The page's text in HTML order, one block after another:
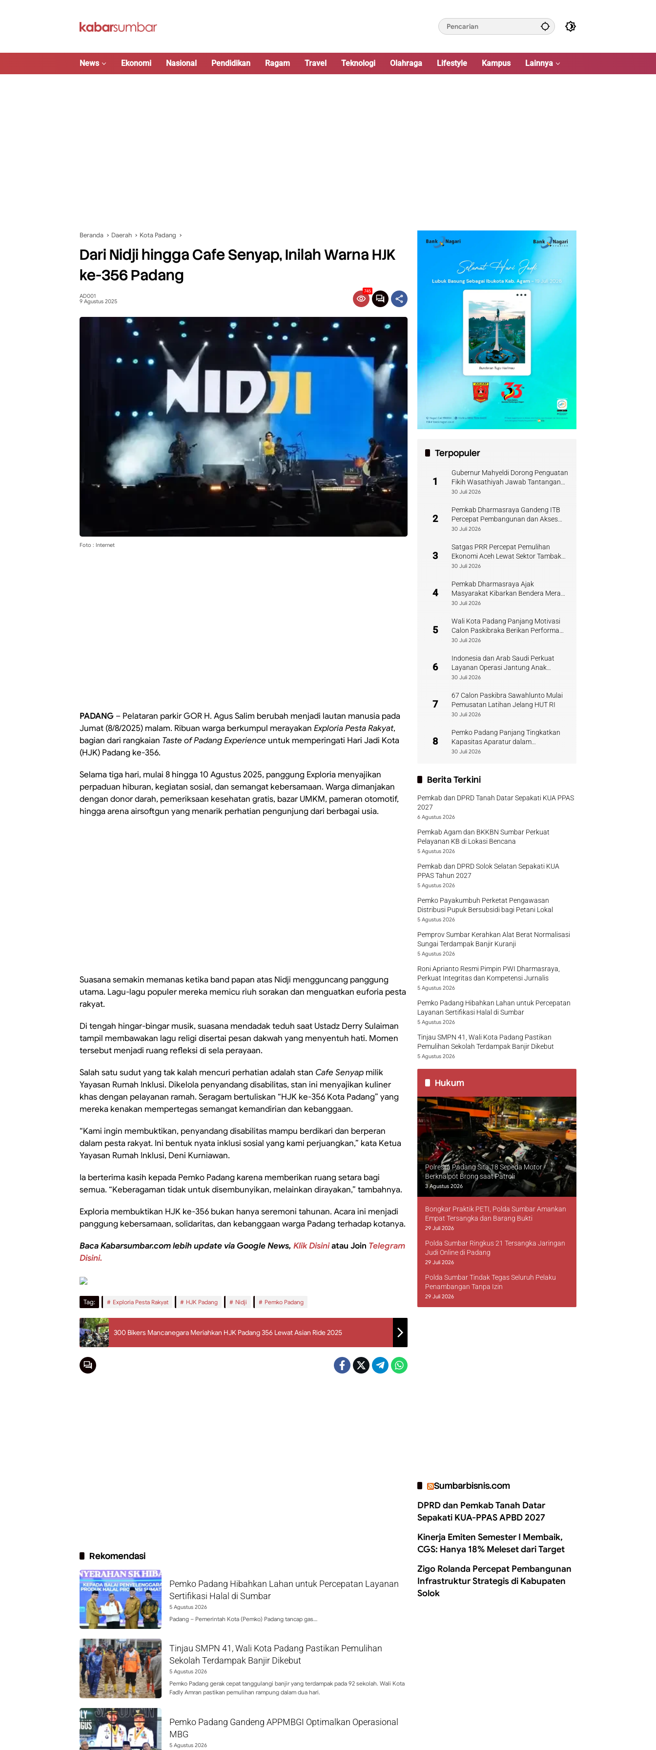
News Ekonomi Nasional Pendidikan Ragam Travel Teknologi Olahraga Lifestyle Kampus Lainnya
Beranda Daerah Kota Padang
Dari Nidji hingga Cafe Senyap, Inilah Warna HJK
ke-356 Padang
AD001
9 Agustus 2025
745
Foto : Internet
PADANG – Pelataran parkir GOR H. Agus Salim berubah menjadi lautan manusia pada
Jumat (8/8/2025) malam. Ribuan warga berkumpul merayakan Exploria Pesta Rakyat,
bagian dari rangkaian Taste of Padang Experience untuk memperingati Hari Jadi Kota
(HJK) Padang ke-356.
Selama tiga hari, mulai 8 hingga 10 Agustus 2025, panggung Exploria menyajikan
perpaduan hiburan, kegiatan sosial, dan semangat kebersamaan. Warga dimanjakan
dengan donor darah, pemeriksaan kesehatan gratis, bazar UMKM, pameran otomotif,
hingga arena airsoftgun yang menarik perhatian pengunjung dari berbagai usia.
Suasana semakin memanas ketika band papan atas Nidji mengguncang panggung
utama. Lagu-lagu populer mereka memicu riuh sorakan dan menguatkan euforia pesta
rakyat.
Di tengah hingar-bingar musik, suasana mendadak teduh saat Ustadz Derry Sulaiman
tampil membawakan lagu religi disertai pesan dakwah yang menyentuh hati. Momen
tersebut menjadi ruang refleksi di sela perayaan.
Salah satu sudut yang tak kalah mencuri perhatian adalah stan Cafe Senyap milik
Yayasan Rumah Inklusi. Dikelola penyandang disabilitas, stan ini menyajikan kuliner
khas dengan pelayanan ramah. Seragam bertuliskan “HJK ke-356 Kota Padang” yang
mereka kenakan mempertegas semangat kemandirian dan kebanggaan.
“Kami ingin membuktikan, penyandang disabilitas mampu berdikari dan berperan
dalam pesta rakyat. Ini bentuk nyata inklusi sosial yang kami perjuangkan,” kata Ketua
Yayasan Rumah Inklusi, Deni Kurniawan.
Ia berterima kasih kepada Pemko Padang karena memberikan ruang setara bagi
semua. “Keberagaman tidak untuk disembunyikan, melainkan dirayakan,” tambahnya.
Exploria membuktikan HJK ke-356 bukan hanya seremoni tahunan. Acara ini menjadi
panggung kebersamaan, solidaritas, dan kebanggaan warga Padang terhadap kotanya.
Baca Kabarsumbar.com lebih update via Google News, Klik Disiniatau Join Telegram
Disini.
Tag: Exploria Pesta Rakyat HJK Padang Nidji Pemko Padang
300 Bikers Mancanegara Meriahkan HJK Padang 356 Lewat Asian Ride 2025
Rekomendasi
Pemko Padang Hibahkan Lahan untuk Percepatan Layanan
Sertifikasi Halal di Sumbar
5 Agustus 2026
Padang – Pemerintah Kota (Pemko) Padang tancap gas…
Tinjau SMPN 41, Wali Kota Padang Pastikan Pemulihan
Sekolah Terdampak Banjir Dikebut
5 Agustus 2026
Pemko Padang gerak cepat tanggulangi banjir yang terdampak pada 92 sekolah. Wali Kota
Fadly Amran pastikan pemulihan rampung dalam dua hari.
Pemko Padang Gandeng APPMBGI Optimalkan Operasional
MBG
5 Agustus 2026
Terpopuler
1
Gubernur Mahyeldi Dorong Penguatan
Fikih Wasathiyah Jawab Tantangan
Keagamaan Kontemporer
30 Juli 2026
2
Pemkab Dharmasraya Gandeng ITB
Percepat Pembangunan dan Akses
Pendidikan
30 Juli 2026
3
Satgas PRR Percepat Pemulihan
Ekonomi Aceh Lewat Sektor Tambak
Kopi
30 Juli 2026
4
Pemkab Dharmasraya Ajak
Masyarakat Kibarkan Bendera Merah
Putih Sambut HUT RI
30 Juli 2026
5
Wali Kota Padang Panjang Motivasi
Calon Paskibraka Berikan Performa
Terbaik
30 Juli 2026
6
Indonesia dan Arab Saudi Perkuat
Layanan Operasi Jantung Anak
Sumbar
30 Juli 2026
7
67 Calon Paskibra Sawahlunto Mulai
Pemusatan Latihan Jelang HUT RI
30 Juli 2026
8
Pemko Padang Panjang Tingkatkan
Kapasitas Aparatur dalam
Penanganan Pascabencana
30 Juli 2026
Berita Terkini
Pemkab dan DPRD Tanah Datar Sepakati KUA PPAS
2027
6 Agustus 2026
Pemkab Agam dan BKKBN Sumbar Perkuat
Pelayanan KB di Lokasi Bencana
5 Agustus 2026
Pemkab dan DPRD Solok Selatan Sepakati KUA
PPAS Tahun 2027
5 Agustus 2026
Pemko Payakumbuh Perketat Pengawasan
Distribusi Pupuk Bersubsidi bagi Petani Lokal
5 Agustus 2026
Pemprov Sumbar Kerahkan Alat Berat Normalisasi
Sungai Terdampak Banjir Kuranji
5 Agustus 2026
Roni Aprianto Resmi Pimpin PWI Dharmasraya,
Perkuat Integritas dan Kompetensi Jurnalis
5 Agustus 2026
Pemko Padang Hibahkan Lahan untuk Percepatan
Layanan Sertifikasi Halal di Sumbar
5 Agustus 2026
Tinjau SMPN 41, Wali Kota Padang Pastikan
Pemulihan Sekolah Terdampak Banjir Dikebut
5 Agustus 2026
Hukum
Polresta Padang Sita 18 Sepeda Motor
Berknalpot Brong saat Patroli
3 Agustus 2026
Bongkar Praktik PETI, Polda Sumbar Amankan
Empat Tersangka dan Barang Bukti
29 Juli 2026
Polda Sumbar Ringkus 21 Tersangka Jaringan
Judi Online di Padang
29 Juli 2026
Polda Sumbar Tindak Tegas Seluruh Pelaku
Penambangan Tanpa Izin
29 Juli 2026
Sumbarbisnis.com
DPRD dan Pemkab Tanah Datar
Sepakati KUA-PPAS APBD 2027
Kinerja Emiten Semester I Membaik,
CGS: Hanya 18% Meleset dari Target
Zigo Rolanda Percepat Pembangunan
Infrastruktur Strategis di Kabupaten
Solok